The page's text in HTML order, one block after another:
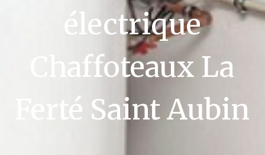
électrique
Chaffoteaux La
Ferté Saint Aubin